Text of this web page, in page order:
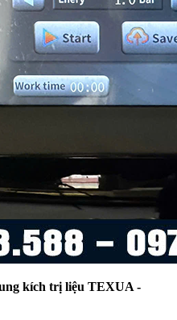
kích trị liệu TEXUA -